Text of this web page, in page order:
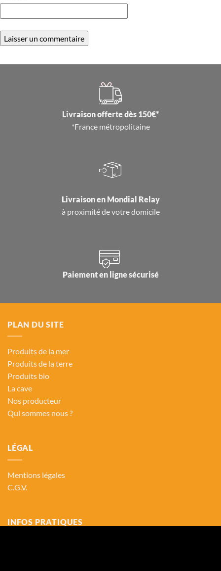
Livraison offerte dès 150€*
*France métropolitaine
Livraison en Mondial Relay
à proximité de votre domicile
Paiement en ligne sécurisé
PLAN DU SITE
Produits de la mer
Produits de la terre
Produits bio
La cave
Nos producteur
Qui sommes nous ?
LÉGAL
Mentions légales
C.G.V.
INFOS PRATIQUES